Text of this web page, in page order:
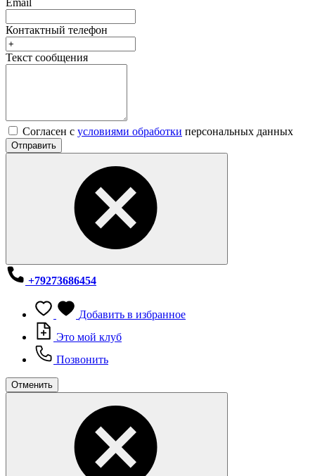
Email
Контактный телефон
Текст сообщения
Согласен с условиями обработки персональных данных
Отправить
+79273686454
Добавить в избранное
Это мой клуб
Позвонить
Отменить